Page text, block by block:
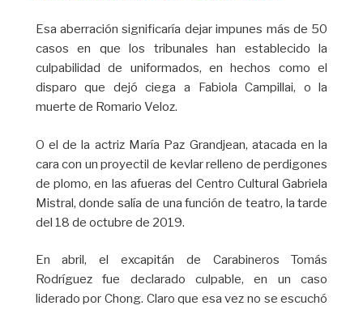
Esa aberración significaría dejar impunes más de 50
casos en que los tribunales han establecido la
culpabilidad de uniformados, en hechos como el
disparo que dejó ciega a Fabiola Campillai, o la
muerte de Romario Veloz.
O el de la actriz María Paz Grandjean, atacada en la
cara con un proyectil de kevlar relleno de perdigones
de plomo, en las afueras del Centro Cultural Gabriela
Mistral, donde salía de una función de teatro, la tarde
del 18 de octubre de 2019.
En abril, el excapitán de Carabineros Tomás
Rodríguez fue declarado culpable, en un caso
liderado por Chong. Claro que esa vez no se escuchó